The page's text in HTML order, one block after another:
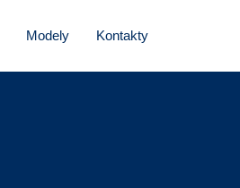
Modely Kontakty